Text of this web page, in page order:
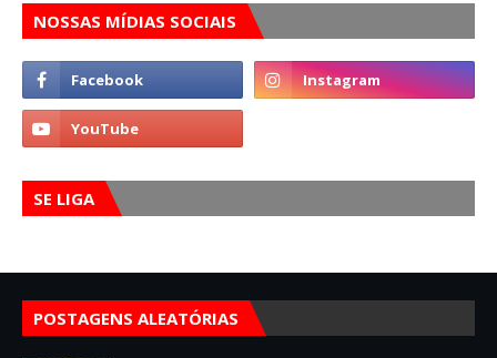
NOSSAS MÍDIAS SOCIAIS
SE LIGA
POSTAGENS ALEATÓRIAS